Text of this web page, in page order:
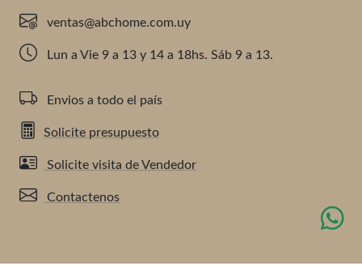
ventas@abchome.com.uy
Lun a Vie 9 a 13 y 14 a 18hs. Sáb 9 a 13.
Envios a todo el país
Solicite presupuesto
Solicite visita de Vendedor
Contactenos